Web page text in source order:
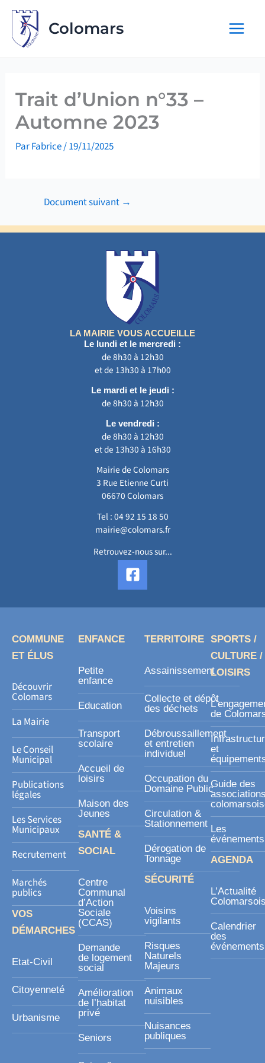
Aller
contenu
Colomars
Trait d’Union n°33 –
Automne 2023
ParFabrice/19/11/2025
Document suivant →
LA MAIRIE VOUS ACCUEILLE
Le lundi et le mercredi :
de 8h30 à 12h30
et de 13h30 à 17h00
Le mardi et le jeudi :
de 8h30 à 12h30
Le vendredi :
de 8h30 à 12h30
et de 13h30 à 16h30
Mairie de Colomars
3 Rue Etienne Curti
06670 Colomars
Tel :04 92 15 18 50
mairie@colomars.fr
Retrouvez-nous sur...
F
a
c
e
s
r
COMMUNE
ET ÉLUS
Découvrir
Colomars
La Mairie
Le Conseil
Municipal
Publications
légales
Les Services
Municipaux
Recrutement
Marchés
publics
VOS
DÉMARCHES
Etat-Civil
Citoyenneté
Urbanisme
ENFANCE
Petite
enfance
Education
Transport
scolaire
Accueil de
loisirs
Maison des
Jeunes
SANTÉ &
SOCIAL
Centre
Communal
d’Action
Sociale
(CCAS)
Demande
de logement
social
Amélioration
de l’habitat
privé
Seniors
TERRITOIRE
Assainissement
Collecte et dépôt
des déchets
Débroussaillement
et entretien
individuel
Occupation du
Domaine Public
Circulation &
Stationnement
Dérogation de
Tonnage
SÉCURITÉ
Voisins
vigilants
Risques
Naturels
Majeurs
Animaux
nuisibles
Nuisances
publiques
SPORTS /
CULTURE /
LOISIRS
de
et
Guide des
Les
événements
AGENDA
L’Actualité
Calendrier
des
événements